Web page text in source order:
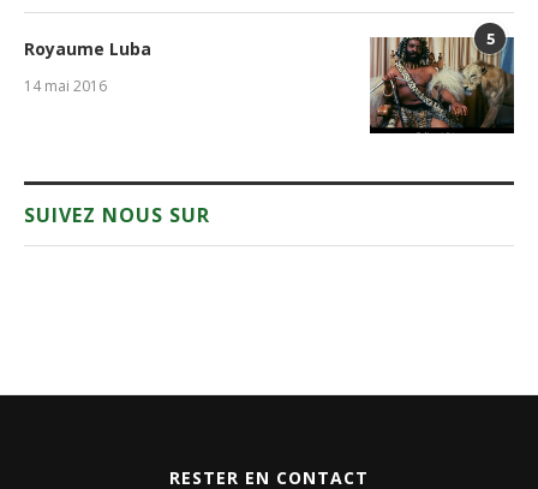
5
Royaume Luba
14 mai 2016
SUIVEZ NOUS SUR
RESTER EN CONTACT